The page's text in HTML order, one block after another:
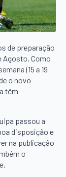
de preparação
Agosto. Como
(15 a 19
o novo
têm
passou a
disposição e
na publicação
o